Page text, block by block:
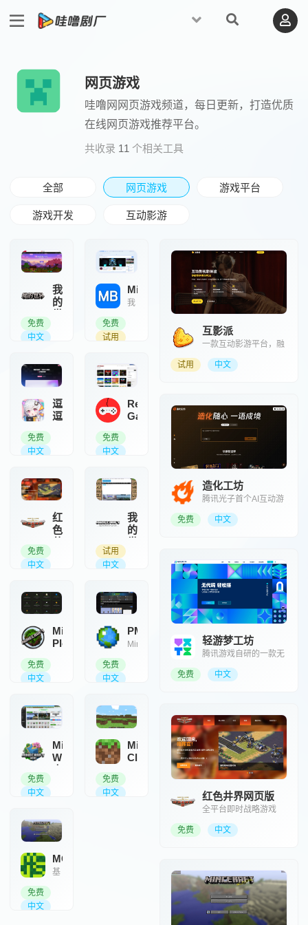
网页游戏
哇噜网网页游戏频道，每日更新，打造优质
在线网页游戏推荐平台。
共收录 11 个相关工具
全部 网页游戏 游戏平台
游戏开发 互动影游
我
的
版
微软官方授
权、网易代
理运营的中
国大陆正版
游戏
免费
中文
MineBBS
我
论
坛
免费
试用
逗
逗
玩
伙
伴
为玩家提供
实时语音陪
玩、智能攻
略、情绪陪
伴
免费
中文
Retro
Games
网页版在线
怀旧复古游
戏网站
免费
中文
红
色
版
全平台即时
战略游戏
免费
中文
我
的
站
Minecraft
的中文资源
聚合平台
试用
中文
Minecraft
Plot
我的世界工
具大全
免费
中文
PMC
Minecraft
社
区
创
作
免费
中文
Minecraft
Wiki
《我的世
免费
中文
Minecraft
Classic
免费浏览器
版的
Minecraft
免费
中文
MC.JS
基
免费
中文
互影派
一款互动影游平台，融
选择
试用 中文
造化工坊
腾讯光子首个AI互动游
免费
中文
轻游梦工坊
腾讯游戏自研的一款无
免费
中文
红色井界网页版
全平台即时战略游戏
免费 中文